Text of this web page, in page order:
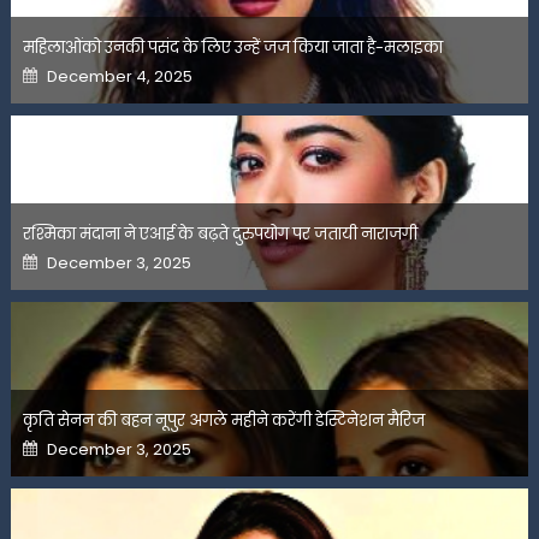
महिलाओंको उनकी पसंद के लिए उन्हें जज किया जाता है-मलाइका
Posted
on
December 4, 2025
रश्मिका मंदाना ने एआई के बढ़ते दुरुपयोग पर जतायी नाराजगी
Posted
on
December 3, 2025
कृति सेनन की बहन नूपुर अगले महीने करेंगी डेस्टिनेशन मैरिज
Posted
on
December 3, 2025